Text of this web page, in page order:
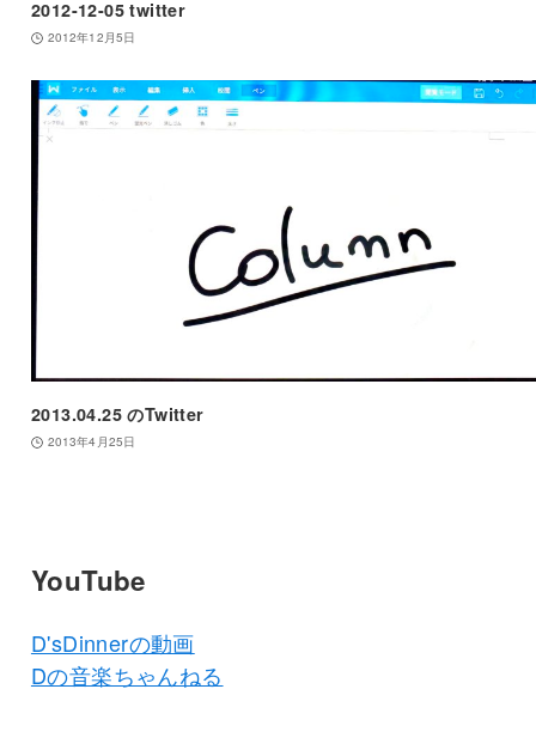
2012-12-05 twitter
2012年12月5日
2013.04.25 のTwitter
2013年4月25日
YouTube
D'sDinnerの動画
Dの音楽ちゃんねる